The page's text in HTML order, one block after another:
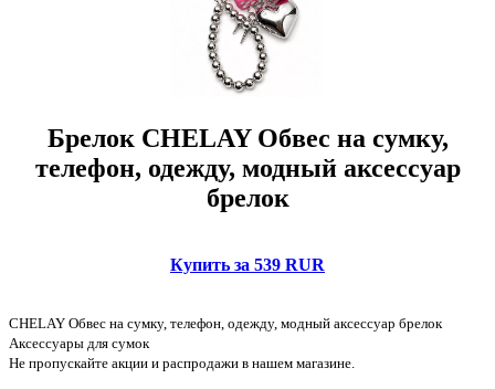
Брелок CHELAY Обвес на сумку,
телефон, одежду, модный аксессуар
брелок
Купить за 539 RUR
CHELAY Обвес на сумку, телефон, одежду, модный аксессуар брелок
Аксессуары для сумок
Не пропускайте акции и распродажи в нашем магазине.